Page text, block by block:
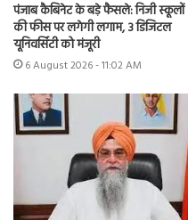
पंजाब कैबिनेट के बड़े फैसले: निजी स्कूलों
की फीस पर लगेगी लगाम, 3 डिजिटल
यूनिवर्सिटी को मंजूरी
6 August 2026 - 11:02 AM